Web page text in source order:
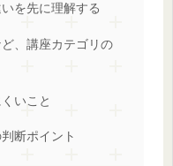
を先に理解する
、講座カテゴリの
いこと
断ポイント